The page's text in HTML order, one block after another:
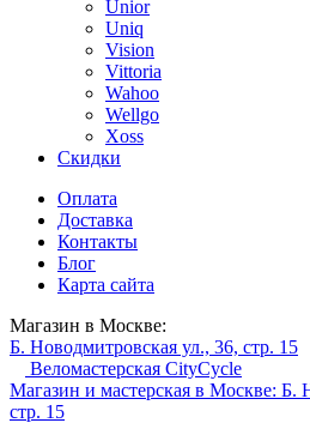
Unior
Uniq
Vision
Vittoria
Wahoo
Wellgo
Xoss
Скидки
Оплата
Доставка
Контакты
Блог
Карта сайта
Магазин в Москве:
Б. Новодмитровская ул., 36, стр. 15
Веломастерская CityCycle
Магазин и мастерская в Москве: Б.
стр. 15